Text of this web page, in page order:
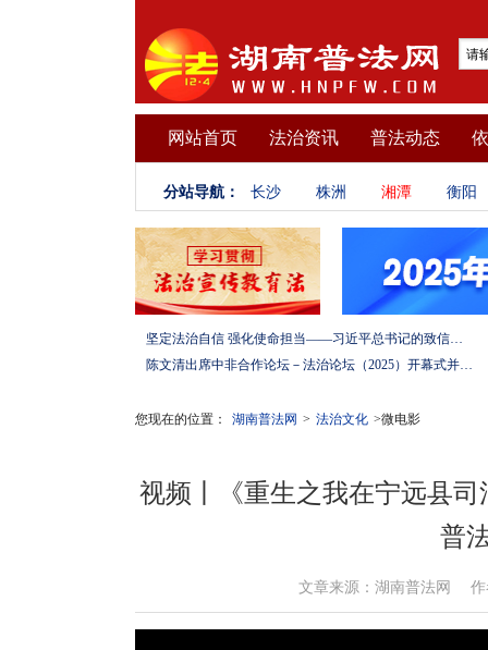
网站首页 法治资讯 普法动态
分站导航： 长沙 株洲 湘潭 衡阳
坚定法治自信 强化使命担当——习近平总书记的致信激励法学法律工作者投身全面依法治国伟大实践
陈文清出席中非合作论坛－法治论坛（2025）开幕式并在湖南调研
您现在的位置： 湖南普法网 > 法治文化 >微电影
视频丨《重生之我在宁远县
普
文章来源：湖南普法网